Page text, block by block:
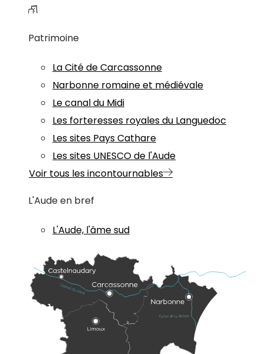
Patrimoine
La Cité de Carcassonne
Narbonne romaine et médiévale
Le canal du Midi
Les forteresses royales du Languedoc
Les sites Pays Cathare
Les sites UNESCO de l'Aude
Voir tous les incontournables
L'Aude en bref
L'Aude, l'âme sud